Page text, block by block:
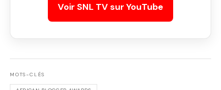
Voir SNL TV sur YouTube
MOTS-CLÉS